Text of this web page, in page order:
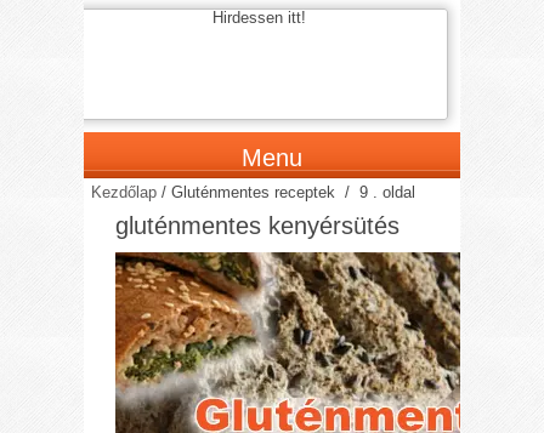
Hirdessen itt!
Menu
Kezdőlap /Gluténmentes receptek / 9 . oldal
gluténmentes kenyérsütés